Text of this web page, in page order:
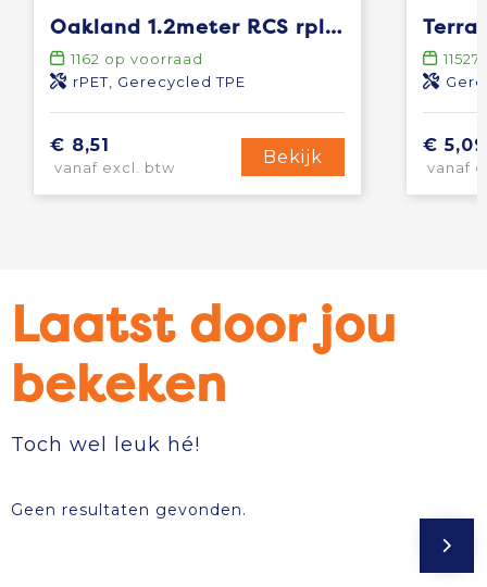
Oakland 1.2meter RCS rplastic 6-in-1 fast charging 45W kabel
1162 op voorraad
rPET, Gerecycled TPE
€ 8,51
vanaf excl. btw
Bekijk
11527
€ 5,09
vanaf
Laatst door jou
bekeken
Toch wel leuk hé!
Geen resultaten gevonden.